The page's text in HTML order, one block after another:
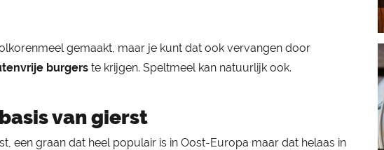
gemaakt, maar je kunt dat ook vervangen door
burgers te krijgen. Speltmeel kan natuurlijk ook.
van gierst
een graan dat heel populair is in Oost-Europa maar dat helaas in